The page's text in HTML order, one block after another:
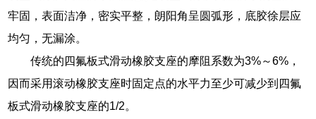
牢固，表面洁净，密实平整，朗阳角呈圆弧形，底胶徐层应
均匀，无漏涂。
传统的四氟板式滑动橡胶支座的摩阻系数为3%～6%，
因而采用滚动橡胶支座时固定点的水平力至少可减少到四氟
板式滑动橡胶支座的1/2。